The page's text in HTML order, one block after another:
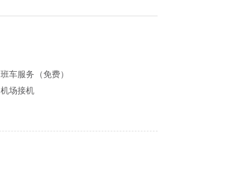
班车服务（免费）
机场接机